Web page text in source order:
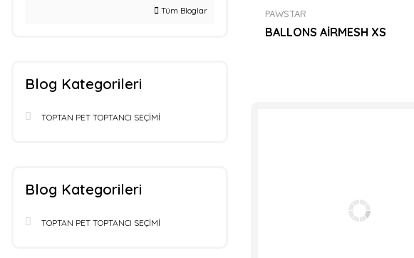
Tüm Bloglar
Blog Kategorileri
TOPTAN PET TOPTANCI SEÇİMİ
Blog Kategorileri
TOPTAN PET TOPTANCI SEÇİMİ
PAWSTAR
BALLONS AİRMESH XS